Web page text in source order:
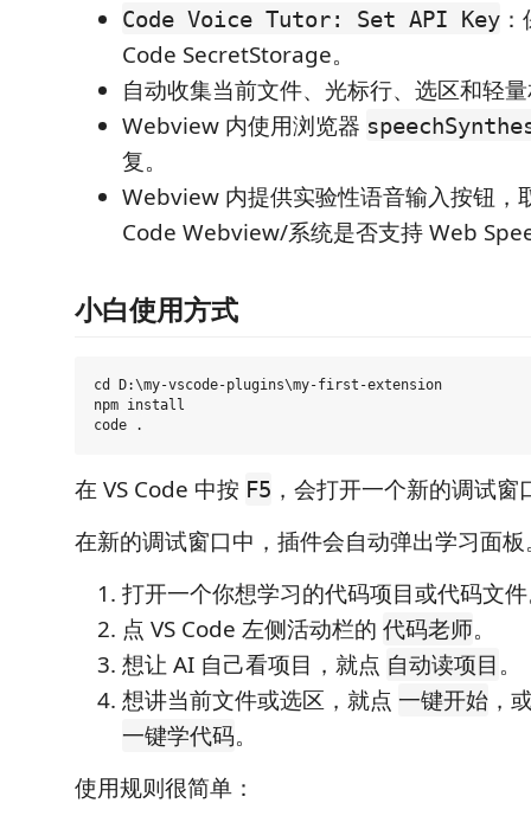
Code Voice Tutor: Set API Key
Code SecretStorage。
自动收集当前文件、光标行、选区和轻
Webview 内使用浏览器
复。
Webview 内提供实验性语音输入按钮，
Code Webview/系统是否支持 Web
小白使用方式
cd D:\my-vscode-plugins\my-first-extension
npm install
在 VS Code 中按 F5 ，会打开一个新的调试窗
在新的调试窗口中，插件会自动弹出学习面板
打开一个你想学习的代码项目或代码文
点 VS Code 左侧活动栏的 代码老师。
想让 AI 自己看项目，就点 自动读项目 。
想讲当前文件或选区，就点 一键开始 ，
一键学代码。
使用规则很简单：